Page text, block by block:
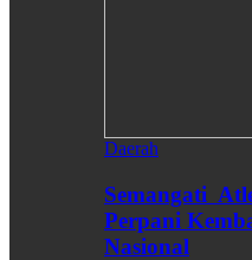
Daerah
Semangati
Perpani
Nasional